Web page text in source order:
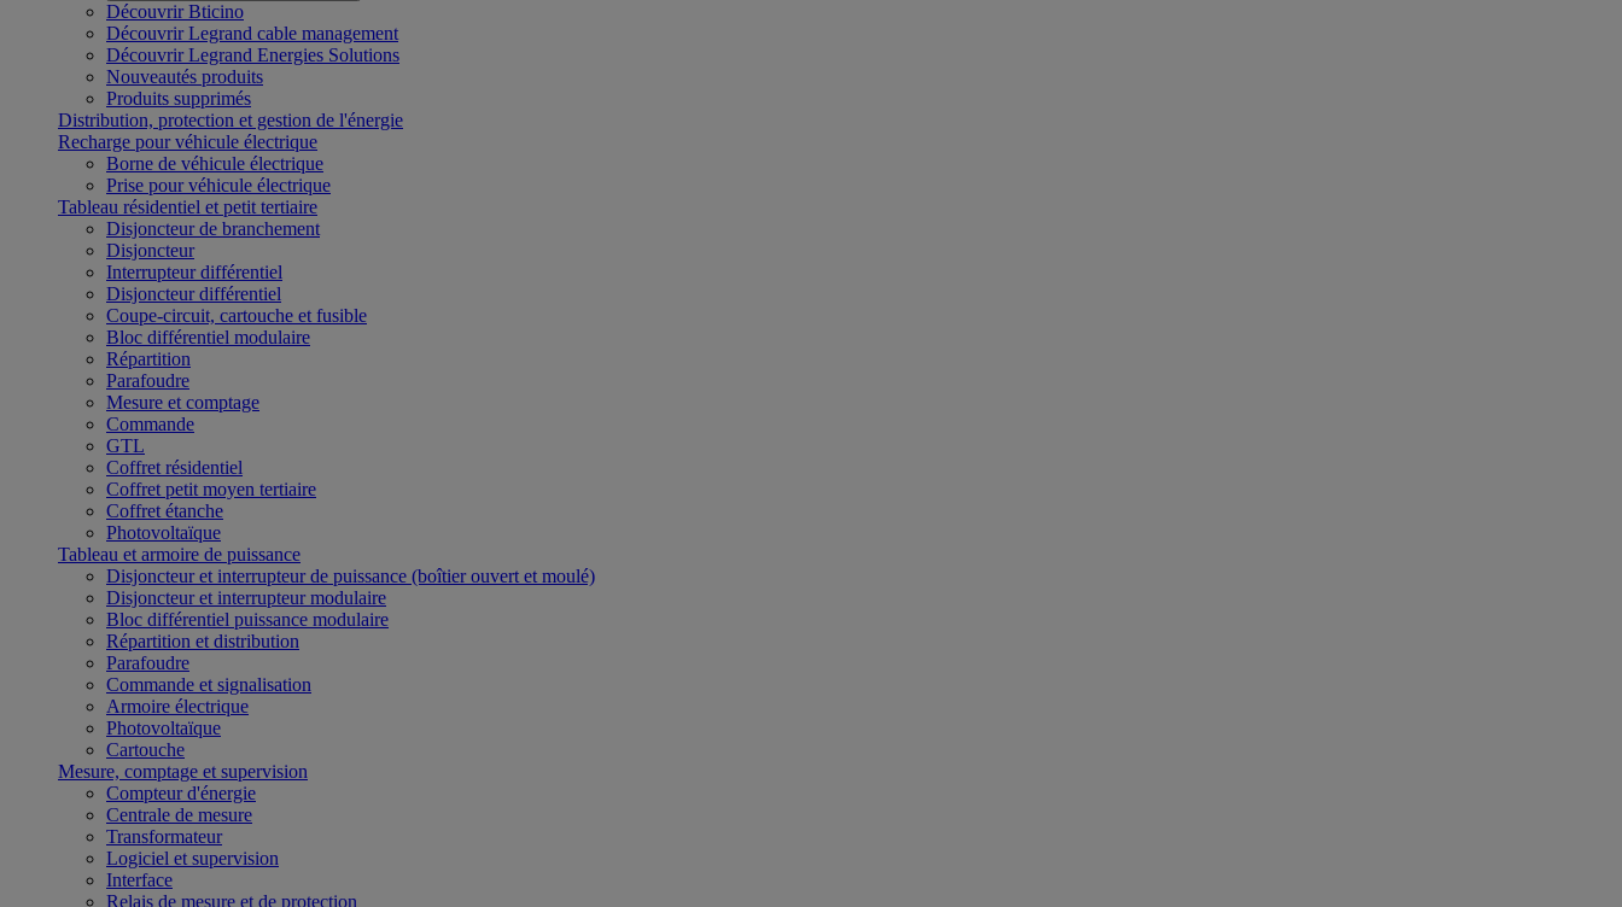
Découvrir Bticino
Découvrir Legrand cable management
Découvrir Legrand Energies Solutions
Nouveautés produits
Produits supprimés
Distribution, protection et gestion de l'énergie
Recharge pour véhicule électrique
Borne de véhicule électrique
Prise pour véhicule électrique
Tableau résidentiel et petit tertiaire
Disjoncteur de branchement
Disjoncteur
Interrupteur différentiel
Disjoncteur différentiel
Coupe-circuit, cartouche et fusible
Bloc différentiel modulaire
Répartition
Parafoudre
Mesure et comptage
Commande
GTL
Coffret résidentiel
Coffret petit moyen tertiaire
Coffret étanche
Photovoltaïque
Tableau et armoire de puissance
Disjoncteur et interrupteur de puissance (boîtier ouvert et moulé)
Disjoncteur et interrupteur modulaire
Bloc différentiel puissance modulaire
Répartition et distribution
Parafoudre
Commande et signalisation
Armoire électrique
Photovoltaïque
Cartouche
Mesure, comptage et supervision
Compteur d'énergie
Centrale de mesure
Transformateur
Logiciel et supervision
Interface
Relais de mesure et de protection